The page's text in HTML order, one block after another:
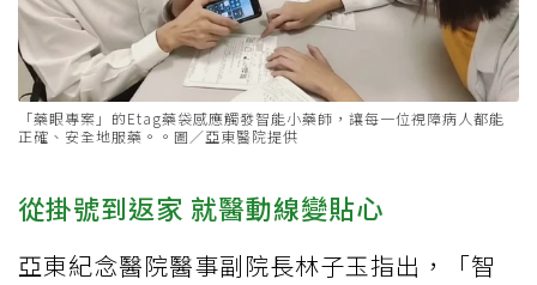
「藥眼專案」的Etag藥袋感應觸發智能小藥師，讓每一位視障病人都能
正確、安全地服藥。。圖／亞東醫院提供
從掛號到返家 就醫動線變貼心
亞東紀念醫院醫事副院長林子玉指出，「智